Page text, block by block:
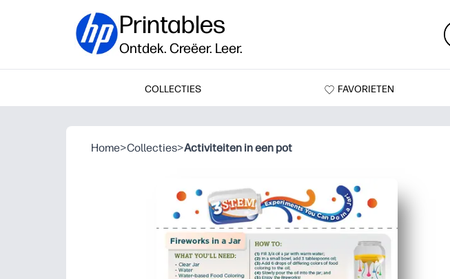
Printables
Ontdek. Creëer. Leer.
COLLECTIES FAVORIETEN
Home>Collecties>Activiteiten in een pot